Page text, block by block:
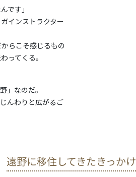
です」
インストラクター
らこそ感じるもの
ってくる。
」なのだ。
んわりと広がるご
遠野に移住してきたきっか